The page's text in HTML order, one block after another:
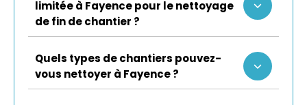
limitée à Fayence pour le nettoyage
de fin de chantier ?
Quels types de chantiers pouvez-
vous nettoyer à Fayence ?